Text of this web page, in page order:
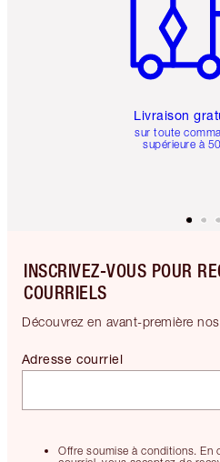
Livraison
sur toute
supérieure à
INSCRIVEZ-VOUS POUR
COURRIELS
Découvrez en avant-première
Offre soumise à conditions. En
Adresse courriel